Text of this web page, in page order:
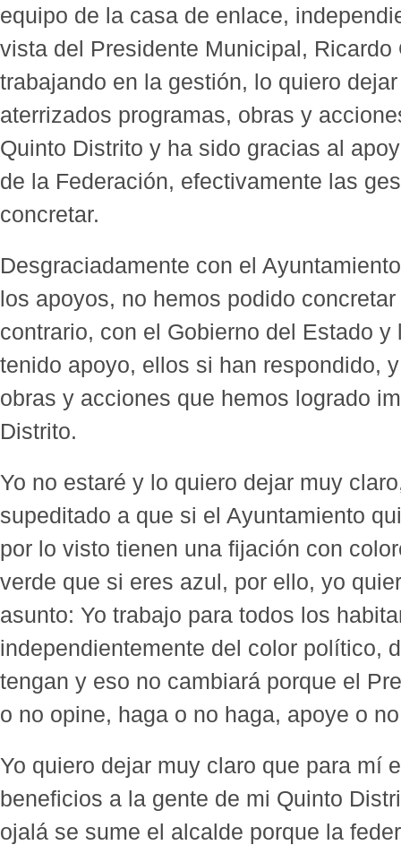
equipo de la casa de enlace,
vista del Presidente Municipal,
trabajando en la gestión, lo quiero
aterrizados programas, obras y
Quinto Distrito y ha sido gracias al
de la Federación, efectivamente las
concretar.
Desgraciadamente con el
los apoyos, no hemos podido
contrario, con el Gobierno del Estado
tenido apoyo, ellos si han respondido,
obras y acciones que hemos logrado
Distrito.
Yo no estaré y lo quiero dejar muy
supeditado a que si el Ayuntamiento
por lo visto tienen una fijación con
verde que si eres azul, por ello, yo
asunto: Yo trabajo para todos los
independientemente del color político,
tengan y eso no cambiará porque el
o no opine, haga o no haga, apoye o
Yo quiero dejar muy claro que para mí
beneficios a la gente de mi Quinto
ojalá se sume el alcalde porque la